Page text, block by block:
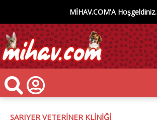
MİHAV.COM'A Hoşgeldiniz.
SARIYER VETERİNER KLİNİĞİ